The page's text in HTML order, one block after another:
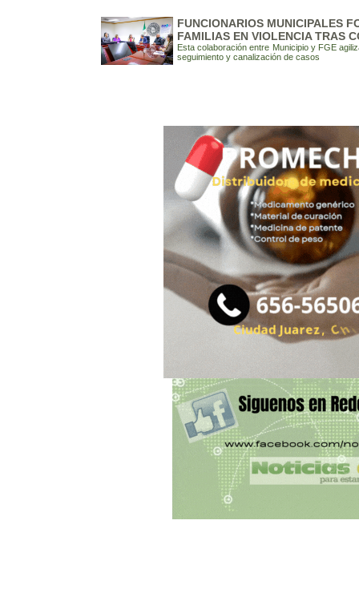
FUNCIONARIOS MUNICIPALES
FAMILIAS EN VIOLENCIA TRAS
Esta colaboración entre Municipio y FGE
seguimiento y canalización de casos